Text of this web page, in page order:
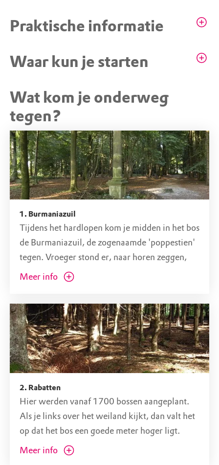
Praktische informatie
Waar kun je starten
STARTPUNT
Foarwurkerwei 3, 9243 JZ Bakkeveen (FR)
Wat kom je onderweg
tegen?
1. Burmaniazuil
Tijdens het hardlopen kom je midden in het bos
de Burmaniazuil, de zogenaamde 'poppestien'
tegen. Vroeger stond er, naar horen zeggen,
een loden haan op. Het verhaal gaat dat als de
(of de vader!) de baby eronder vandaan kon
halen.
Meer info
2. Rabatten
Hier werden vanaf 1700 bossen aangeplant.
Als je links over het weiland kijkt, dan valt het
op dat het bos een goede meter hoger ligt.
Hoewel je zou kunnen denken dat de weide
Meer info